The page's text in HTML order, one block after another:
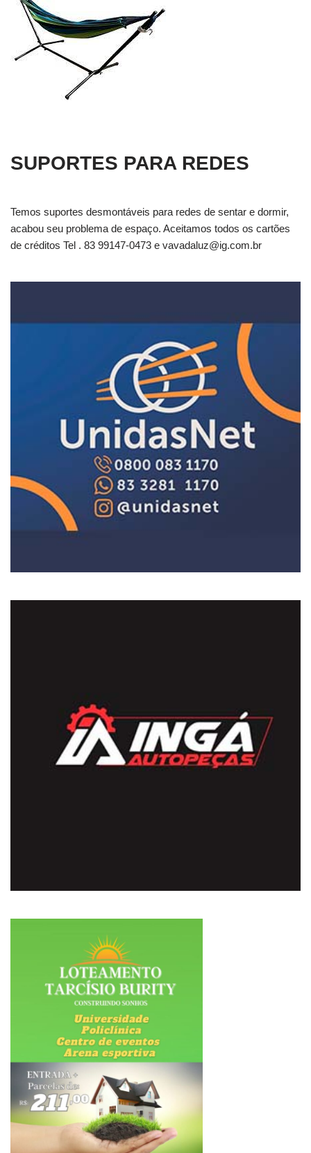
SUPORTES PARA REDES
Temos suportes desmontáveis para redes de sentar e dormir,
acabou seu problema de espaço. Aceitamos todos os cartões
de créditos Tel . 83 99147-0473 e vavadaluz@ig.com.br